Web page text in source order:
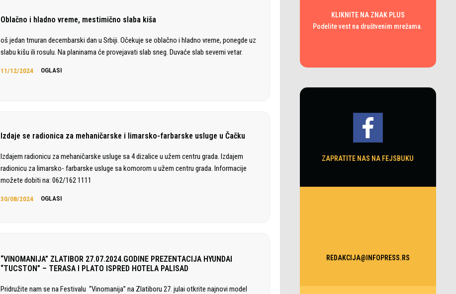
Oblačno i hladno vreme, mestimično slaba kiša
oš jedan tmuran decembarski dan u Srbiji. Očekuje se oblačno i hladno vreme, ponegde uz
slabu kišu ili rosulu. Na planinama će provejavati slab sneg. Duvaće slab severni vetar.
11/12/2024 OGLASI
Izdaje se radionica za mehaničarske i limarsko-farbarske usluge u Čačku
Izdajem radionicu za mehaničarske usluge sa 4 dizalice u užem centru grada. Izdajem
radionicu za limarsko- farbarske usluge sa komorom u užem centru grada. Informacije
možete dobiti na: 062/162 1111
30/08/2024 OGLASI
“VINOMANIJA” ZLATIBOR 27.07.2024.GODINE PREZENTACIJA HYUNDAI
“TUCSTON” – TERASA I PLATO ISPRED HOTELA PALISAD
Pridružite nam se na Festivalu “Vinomanija” na Zlatiboru 27. julai otkrite najnovi model
KLIKNITE NA ZNAK PLUS
Podelite vest na društvenim mrežama.
ZAPRATITE NAS NA FEJSBUKU
REDAKCIJA@INFOPRESS.RS